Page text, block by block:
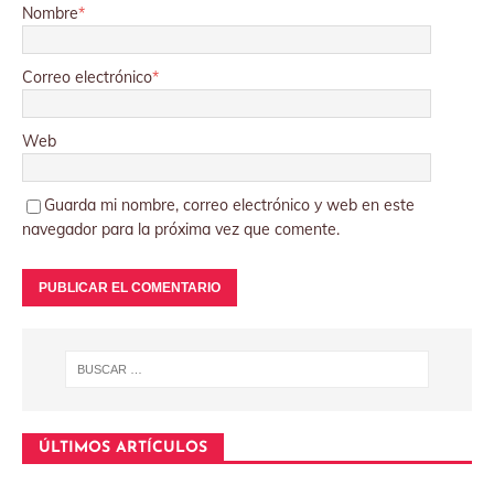
Nombre*
Correo electrónico*
Web
Guarda mi nombre, correo electrónico y web en este
navegador para la próxima vez que comente.
ÚLTIMOS ARTÍCULOS